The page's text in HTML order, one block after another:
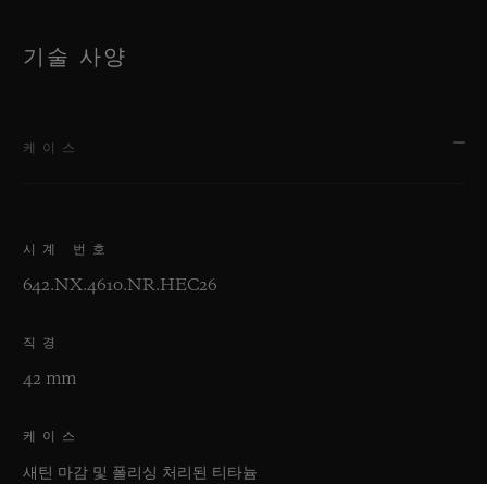
기술 사양
케이스
시계 번호
642.NX.4610.NR.HEC26
직경
42 mm
케이스
새틴 마감 및 폴리싱 처리된 티타늄